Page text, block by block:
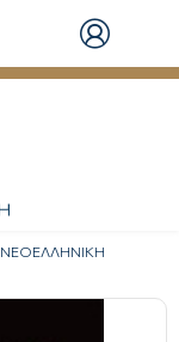
ΝΕΟΕΛΛΗΝΙΚΗ